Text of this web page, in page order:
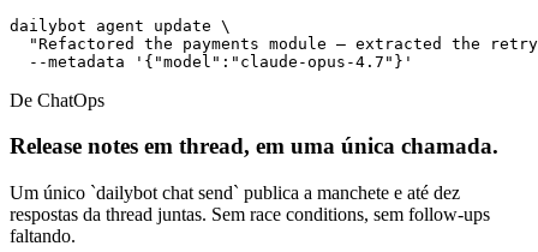
dailybot agent update \
"Refactored the payments module — extracted the
  --metadata '{"model":"claude-opus-4.7"}'
De ChatOps
Release notes em thread, em uma única chamada.
Um único `dailybot chat send` publica a manchete e até dez
respostas da thread juntas. Sem race conditions, sem follow-ups
faltando.